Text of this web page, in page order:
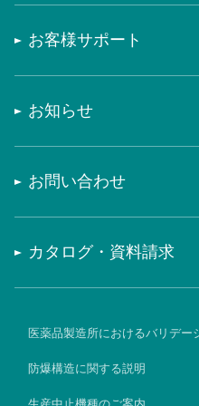
お客様サポート
お知らせ
お問い合わせ
カタログ・資料請求
医薬品製造所におけるバリデー
防爆構造に関する説明